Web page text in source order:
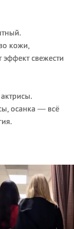
кожи,
эффект свежести
осанка — всё